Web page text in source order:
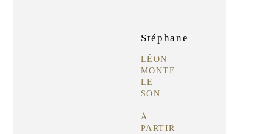
Stéphane
LÉON
MONTE
LE
SON
-
À
PARTIR